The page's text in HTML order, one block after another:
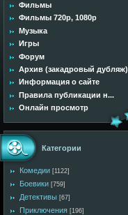
Фильмы
Фильмы 720p, 1080p
Музыка
Игры
Форум
Архив (закадровый дубляж)
Информация о сайте
Правила публикации н...
Онлайн просмотр
Категории
Комедии [1122]
Боевики [759]
Детективы [67]
Приключения [196]